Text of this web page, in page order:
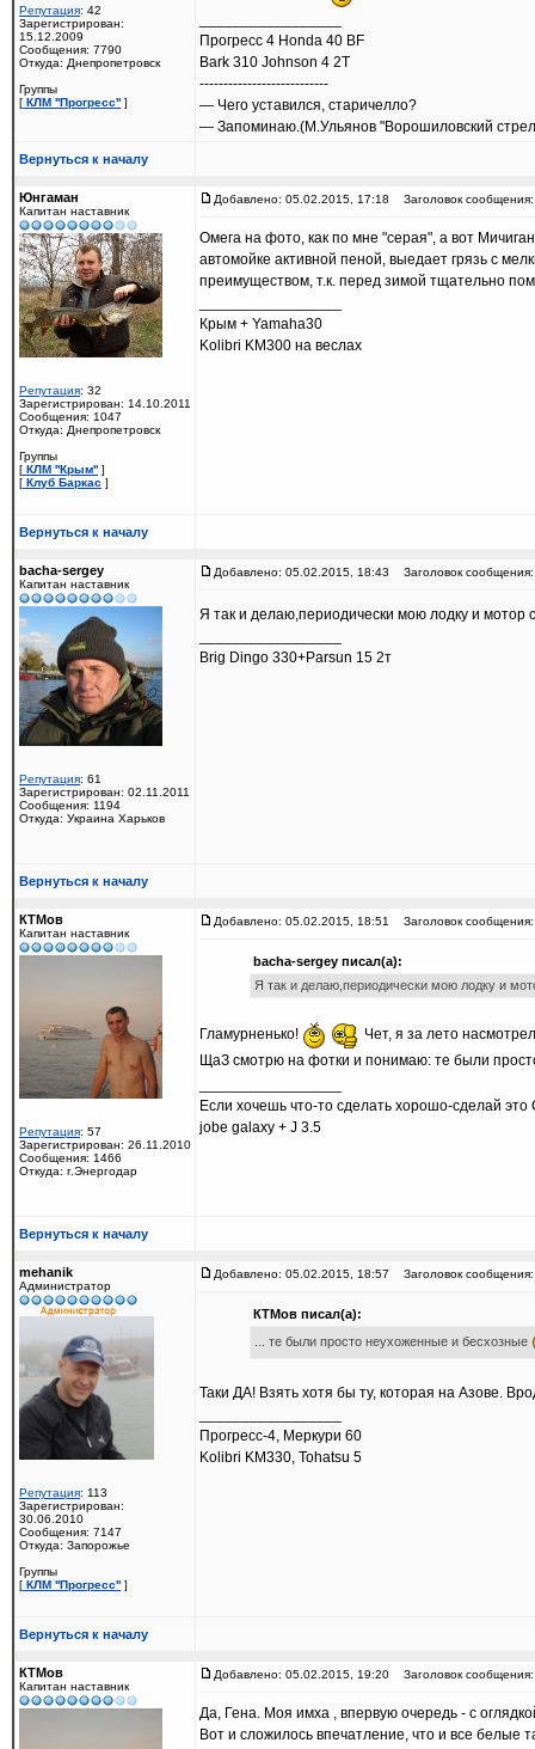
Репутация: 42
Зарегистрирован:
15.12.2009
Сообщения: 7790
Откуда: Днепропетровск
Группы
[ КЛМ ''Прогресс'' ]
Прогресс 4 Honda 40 BF
Bark 310 Johnson 4 2T
---------------------------
— Чего уставился, старичелло?
— Запоминаю.(М.Ульянов "Ворошиловский
Вернуться к началу
Юнгаман
Капитан наставник
Репутация: 32
Зарегистрирован: 14.10.2011
Сообщения: 1047
Откуда: Днепропетровск
Группы
[ КЛМ ''Крым'' ]
[ Клуб Баркас ]
Добавлено: 05.02.2015, 17:18 Заголовок сообщения:
Омега на фото, как по мне "серая", а вот
автомойке активной пеной, выедает грязь с
преимуществом, т.к. перед зимой тщательно
Крым + Yamaha30
Kolibri KM300 на веслах
Вернуться к началу
bacha-sergey
Капитан наставник
Репутация: 61
Зарегистрирован: 02.11.2011
Сообщения: 1194
Откуда: Украина Харьков
Добавлено: 05.02.2015, 18:43 Заголовок сообщения:
Я так и делаю,периодически мою лодку и мотор
Brig Dingo 330+Parsun 15 2т
Вернуться к началу
КТМов
Капитан наставник
Репутация: 57
Зарегистрирован: 26.11.2010
Сообщения: 1466
Откуда: г.Энергодар
Добавлено: 05.02.2015, 18:51 Заголовок сообщения:
bacha-sergey писал(а):
Я так и делаю,периодически мою лодку и
Гламурненько!
Чет, я за лето
ЩаЗ смотрю на фотки и понимаю: те были
Если хочешь что-то сделать хорошо-сделай
jobe galaxy + J 3.5
Вернуться к началу
mehanik
Администратор
Репутация: 113
Зарегистрирован:
30.06.2010
Сообщения: 7147
Откуда: Запорожье
Группы
[ КЛМ ''Прогресс'' ]
Добавлено: 05.02.2015, 18:57 Заголовок сообщения:
КТМов писал(а):
... те были просто неухоженные и бесхозные
Таки ДА! Взять хотя бы ту, которая на Азове.
Прогресс-4, Меркури 60
Kolibri KM330, Tohatsu 5
Вернуться к началу
КТМов
Капитан наставник
Добавлено: 05.02.2015, 19:20 Заголовок сообщения:
Да, Гена. Моя имха , впервую очередь - с
Вот и сложилось впечатление, что и все белые